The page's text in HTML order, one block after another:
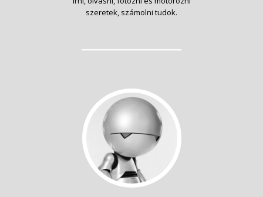
szeretek, számolni tudok.